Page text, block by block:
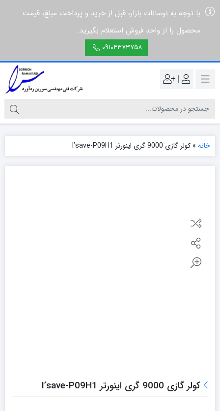
با توجه به نوسانات بازار، قبل از خرید و پرداخت مبلغ، قیمت
محصول را از واحد فروش استعلام بگیرید.
۰۹۱۰۴۳۷۳۷۵۸
|
خانه » کولر گازی 9000 گری اینورتر I’save-P09H1
کولر گازی 9000 گری اینورتر I’save-P09H1